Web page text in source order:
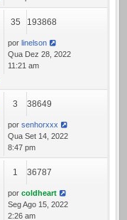
35 193868
por linelson
Qua Dez 28, 2022
11:21 am
3 38649
por senhorxxx
Qua Set 14, 2022
8:47 pm
1 36787
por coldheart
Seg Ago 15, 2022
2:26 am